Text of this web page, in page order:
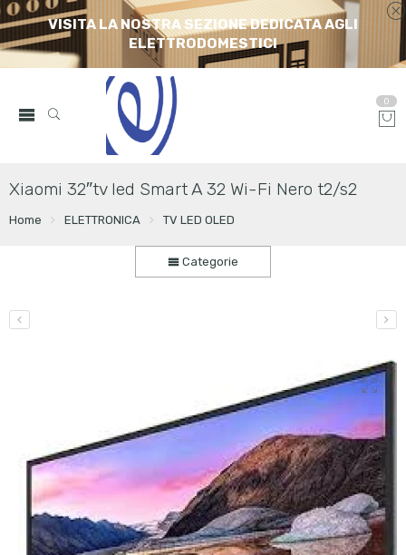
VISITA LA NOSTRA SEZIONE DEDICATA AGLI
ELETTRODOMESTICI
0
Xiaomi 32″tv led Smart A 32 Wi-Fi Nero t2/s2
Home ELETTRONICA TV LED OLED
Categorie